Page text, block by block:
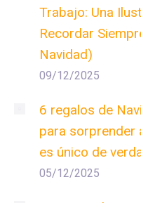
Trabajo: Una
Recordar
Navidad)
09/12/2025
6 regalos de
para sorprender
es único de
05/12/2025